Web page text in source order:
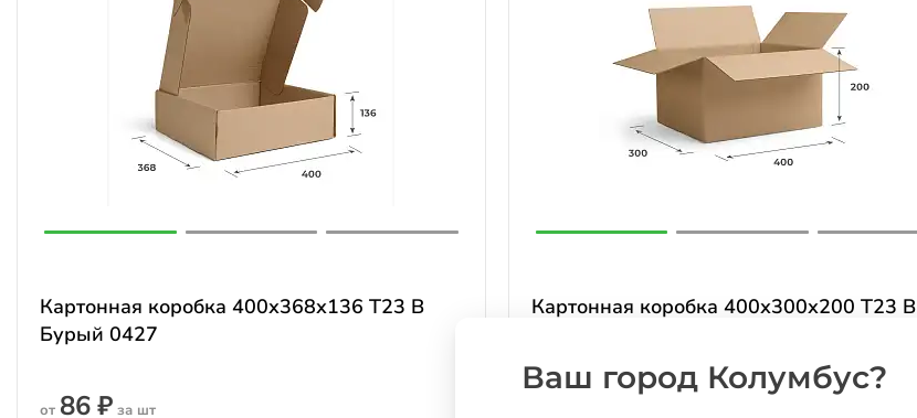
Картонная коробка 400х368х136 Т23 В
Бурый 0427
от 86 ₽ за шт
Картонная коробка 400х300х200 Т23 B
Ваш город Колумбус?